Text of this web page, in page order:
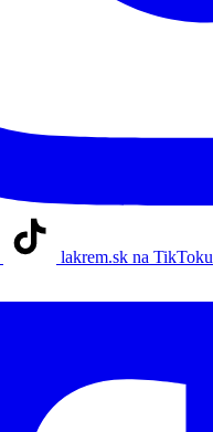
lakrem.sk na TikToku